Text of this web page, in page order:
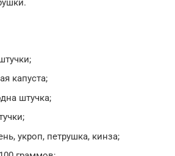
капуста;
штучка;
укроп, петрушка, кинза;